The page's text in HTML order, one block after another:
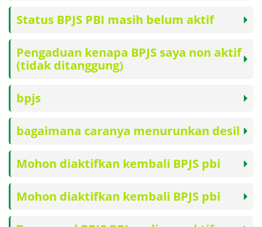
Status BPJS PBI masih belum aktif
Pengaduan kenapa BPJS saya non aktif
(tidak ditanggung)
bpjs
bagaimana caranya menurunkan desil
Mohon diaktifkan kembali BPJS pbi
Mohon diaktifkan kembali BPJS pbi